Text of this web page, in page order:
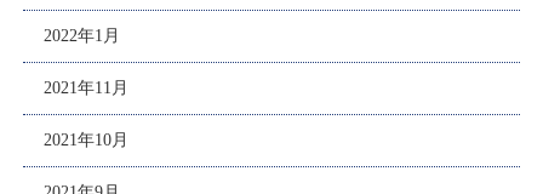
2022年1月
2021年11月
2021年10月